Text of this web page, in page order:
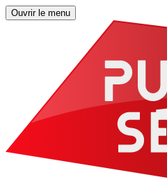
Ouvrir le menu